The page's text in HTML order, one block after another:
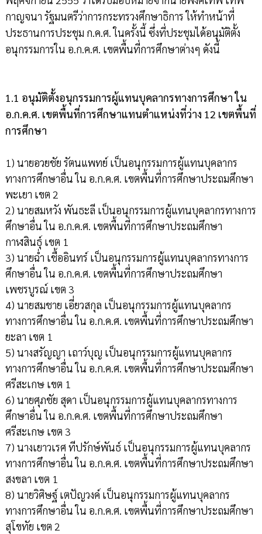
กาญจนา รัฐมนตรีว่าการกระทรวงศึกษาธิการ ให้ทำหน้าที่
ประธานการประชุม ก.ค.ศ. ในครั้งนี้ ซึ่งที่ประชุมได้อนุมัติตั้ง
อนุกรรมการใน อ.ก.ค.ศ. เขตพื้นที่การศึกษาต่างๆ ดังนี้
1.1 อนุมัติตั้งอนุกรรมการผู้แทนบุคลากรทางการศึกษา ใน
อ.ก.ค.ศ. เขตพื้นที่การศึกษาแทนตำแหน่งที่ว่าง 12 เขตพื้นที่
การศึกษา
1) นายอวยชัย รัตนแพทย์ เป็นอนุกรรมการผู้แทนบุคลากร
ทางการศึกษาอื่น ใน อ.ก.ค.ศ. เขตพื้นที่การศึกษาประถมศึกษา
พะเยา เขต 2
2) นายสมหวัง พันธะลี เป็นอนุกรรมการผู้แทนบุคลากรทางการ
ศึกษาอื่น ใน อ.ก.ค.ศ. เขตพื้นที่การศึกษาประถมศึกษา
กาฬสินธุ์ เขต 1
3) นายฉ่ำ เชื้ออินทร์ เป็นอนุกรรมการผู้แทนบุคลากรทางการ
ศึกษาอื่น ใน อ.ก.ค.ศ. เขตพื้นที่การศึกษาประถมศึกษา
เพชรบูรณ์ เขต 3
4) นายสมชาย เอี่ยวสกุล เป็นอนุกรรมการผู้แทนบุคลากร
ทางการศึกษาอื่น ใน อ.ก.ค.ศ. เขตพื้นที่การศึกษาประถมศึกษา
ยะลา เขต 1
5) นางสรัญญา เถาว์บุญ เป็นอนุกรรมการผู้แทนบุคลากร
ทางการศึกษาอื่น ใน อ.ก.ค.ศ. เขตพื้นที่การศึกษาประถมศึกษา
ศรีสะเกษ เขต 1
6) นายศุภชัย สุดา เป็นอนุกรรมการผู้แทนบุคลากรทางการ
ศึกษาอื่น ใน อ.ก.ค.ศ. เขตพื้นที่การศึกษาประถมศึกษา
ศรีสะเกษ เขต 3
7) นางเยาวเรศ ทีปรักษ์พันธ์ เป็นอนุกรรมการผู้แทนบุคลากร
ทางการศึกษาอื่น ใน อ.ก.ค.ศ. เขตพื้นที่การศึกษาประถมศึกษา
สงขลา เขต 1
8) นายวิศิษฐ์ เตปัญวงค์ เป็นอนุกรรมการผู้แทนบุคลากร
ทางการศึกษาอื่น ใน อ.ก.ค.ศ. เขตพื้นที่การศึกษาประถมศึกษา
สุโขทัย เขต 2